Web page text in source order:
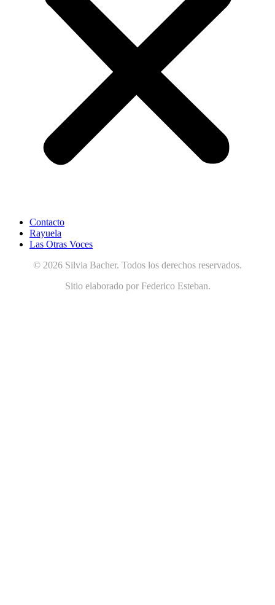
Contacto
Rayuela
Las Otras Voces
© 2026 Silvia Bacher. Todos los derechos reservados.
Sitio elaborado por Federico Esteban.